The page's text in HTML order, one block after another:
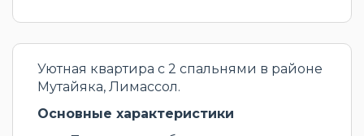
Уютная квартира с 2 спальнями в районе
Мутайяка, Лимассол.
Основные характеристики